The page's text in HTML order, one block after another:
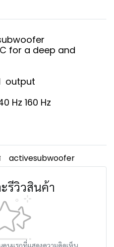
for a deep and
output
Hz 160 Hz
activesubwoofer
รีวิวสินค้า
คนแรกที่แสดงความคิดเห็น